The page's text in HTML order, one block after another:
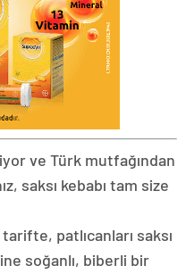
ve Türk mutfağından
saksı kebabı tam size
patlıcanları saksı
soğanlı, biberli bir